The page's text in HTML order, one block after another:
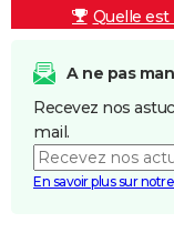
Quelle est
A ne pas
Recevez nos
mail.
En savoir plus sur